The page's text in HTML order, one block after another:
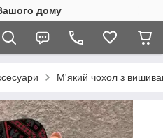
дому
М'який чохол з